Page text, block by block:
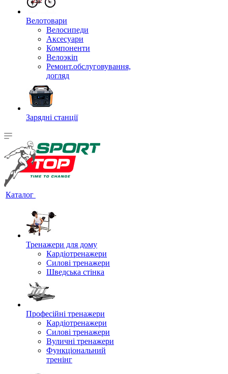
Велотовари
Велосипеди
Аксесуари
Компоненти
Велоэкіп
Ремонт.обслуговування,
догляд
Зарядні станції
Каталог
Тренажери для дому
Кардіотренажери
Силові тренажери
Шведська стінка
Професійні тренажери
Кардіотренажери
Силові тренажери
Вуличні тренажери
Функціональний
тренінг